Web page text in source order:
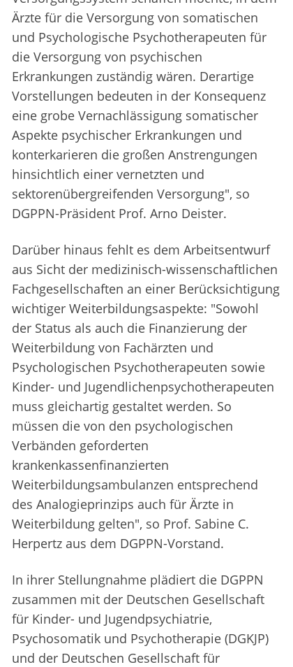
Ärzte für die Versorgung von somatischen
und Psychologische Psychotherapeuten für
die Versorgung von psychischen
Erkrankungen zuständig wären. Derartige
Vorstellungen bedeuten in der Konsequenz
eine grobe Vernachlässigung somatischer
Aspekte psychischer Erkrankungen und
konterkarieren die großen Anstrengungen
hinsichtlich einer vernetzten und
sektorenübergreifenden Versorgung", so
DGPPN-Präsident Prof. Arno Deister.
Darüber hinaus fehlt es dem Arbeitsentwurf
aus Sicht der medizinisch-wissenschaftlichen
Fachgesellschaften an einer Berücksichtigung
wichtiger Weiterbildungsaspekte: "Sowohl
der Status als auch die Finanzierung der
Weiterbildung von Fachärzten und
Psychologischen Psychotherapeuten sowie
Kinder- und Jugendlichenpsychotherapeuten
muss gleichartig gestaltet werden. So
müssen die von den psychologischen
Verbänden geforderten
krankenkassenfinanzierten
Weiterbildungsambulanzen entsprechend
des Analogieprinzips auch für Ärzte in
Weiterbildung gelten", so Prof. Sabine C.
Herpertz aus dem DGPPN-Vorstand.
In ihrer Stellungnahme plädiert die DGPPN
zusammen mit der Deutschen Gesellschaft
für Kinder- und Jugendpsychiatrie,
Psychosomatik und Psychotherapie (DGKJP)
und der Deutschen Gesellschaft für